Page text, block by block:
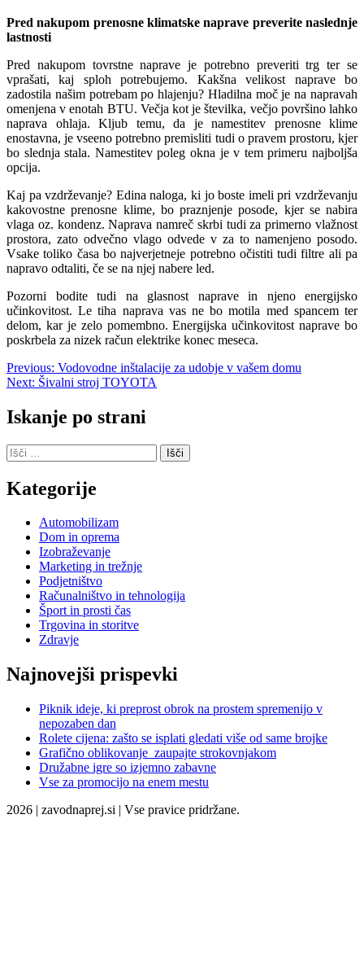
Pred nakupom prenosne klimatske naprave preverite naslednje
lastnosti
Pred nakupom tovrstne naprave je potrebno preveriti trg ter se
vprašati, kaj sploh potrebujemo. Kakšna velikost naprave bo
zadostila našim potrebam po hlajenju? Hladilna moč je na napravah
omenjena v enotah BTU. Večja kot je številka, večjo površino lahko
naprava ohlaja. Kljub temu, da je namestitev prenosne klime
enostavna, je vseeno potrebno premisliti tudi o pravem prostoru, kjer
bo slednja stala. Namestitev poleg okna je v tem primeru najboljša
opcija.
Kaj pa vzdrževanje? Edina naloga, ki jo boste imeli pri vzdrževanju
kakovostne prenosne klime, bo praznjenje posode, kjer se nabira
vlaga oz. kondenz. Naprava namreč skrbi tudi za primerno vlažnost
prostora, zato odvečno vlago odvede v za to namenjeno posodo.
Vsake toliko časa bo najverjetneje potrebno očistiti tudi filtre ali pa
napravo odtaliti, če se na njej nabere led.
Pozorni bodite tudi na glasnost naprave in njeno energijsko
učinkovitost. Le tiha naprava vas ne bo motila med spancem ter
delom, kar je zelo pomembno. Energijska učinkovitost naprave bo
poskrbela za nizek račun elektrike konec meseca.
Navigacija
prispevka
Previous: Vodovodne inštalacije za udobje v vašem domu
Next: Šivalni stroj TOYOTA
Iskanje po strani
Išči:
Kategorije
Automobilizam
Dom in oprema
Izobraževanje
Marketing in trežnje
Podjetništvo
Računalništvo in tehnologija
Šport in prosti čas
Trgovina in storitve
Zdravje
Najnovejši prispevki
Piknik ideje, ki preprost obrok na prostem spremenijo v
nepozaben dan
Rolete cijena: zašto se isplati gledati više od same brojke
Grafično oblikovanje zaupajte strokovnjakom
Družabne igre so izjemno zabavne
Vse za promocijo na enem mestu
2026 | zavodnaprej.si | Vse pravice pridržane.